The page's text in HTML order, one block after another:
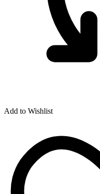
Add to Wishlist